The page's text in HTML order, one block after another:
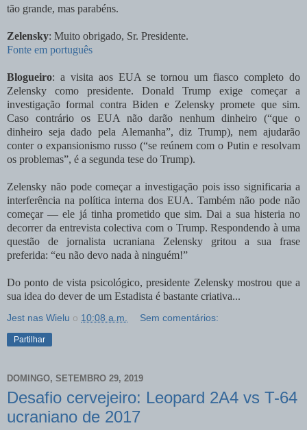
tão grande, mas parabéns.
Zelensky: Muito obrigado, Sr. Presidente.
Fonte em português
Blogueiro: a visita aos EUA se tornou um fiasco completo do
Zelensky como presidente. Donald Trump exige começar a
investigação formal contra Biden e Zelensky promete que sim.
Caso contrário os EUA não darão nenhum dinheiro (“que o
dinheiro seja dado pela Alemanha”, diz Trump), nem ajudarão
conter o expansionismo russo (“se reúnem com o Putin e resolvam
os problemas”, é a segunda tese do Trump).
Zelensky não pode começar a investigação pois isso significaria a
interferência na política interna dos EUA. Também não pode não
começar — ele já tinha prometido que sim. Dai a sua histeria no
decorrer da entrevista colectiva com o Trump. Respondendo à uma
questão de jornalista ucraniana Zelensky gritou a sua frase
preferida: “eu não devo nada à ninguém!”
Do ponto de vista psicológico, presidente Zelensky mostrou que a
sua idea do dever de um Estadista é bastante criativa...
Jest nas Wielu о 10:08 a.m. Sem comentários:
Partilhar
DOMINGO, SETEMBRO 29, 2019
Desafio cervejeiro: Leopard 2A4 vs T-64
ucraniano de 2017